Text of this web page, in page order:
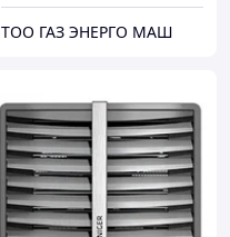
ТОО ГАЗ ЭНЕРГО МАШ